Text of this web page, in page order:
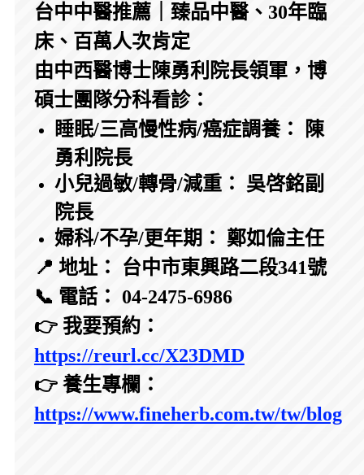
台中中醫推薦｜臻品中醫、30年臨
床、百萬人次肯定
由中西醫博士陳勇利院長領軍，博
碩士團隊分科看診：
睡眠/三高慢性病/癌症調養： 陳
勇利院長
小兒過敏/轉骨/減重： 吳啓銘副
院長
婦科/不孕/更年期： 鄭如倫主任
📍 地址： 台中市東興路二段341號
📞 電話： 04-2475-6986
👉 我要預約：
https://reurl.cc/X23DMD
👉 養生專欄：
https://www.fineherb.com.tw/tw/blog